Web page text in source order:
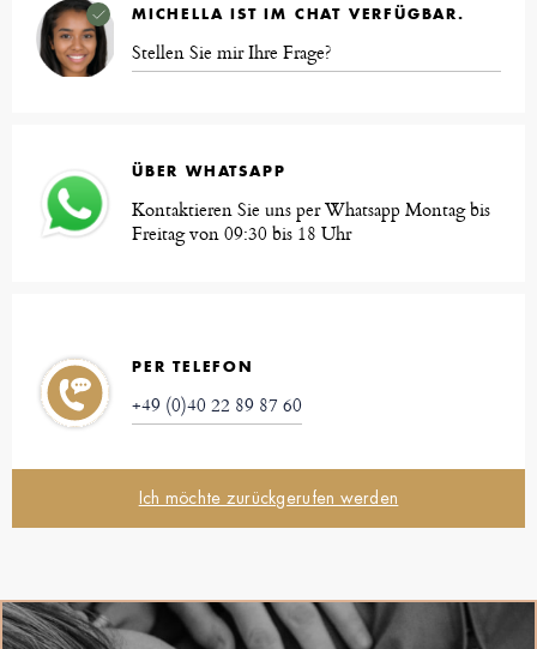
MICHELLA IST IM CHAT VERFÜGBAR.
Stellen Sie mir Ihre Frage?
ÜBER WHATSAPP
Kontaktieren Sie uns per Whatsapp Montag bis
Freitag von 09:30 bis 18 Uhr
PER TELEFON
+49 (0)40 22 89 87 60
Ich möchte zurückgerufen werden